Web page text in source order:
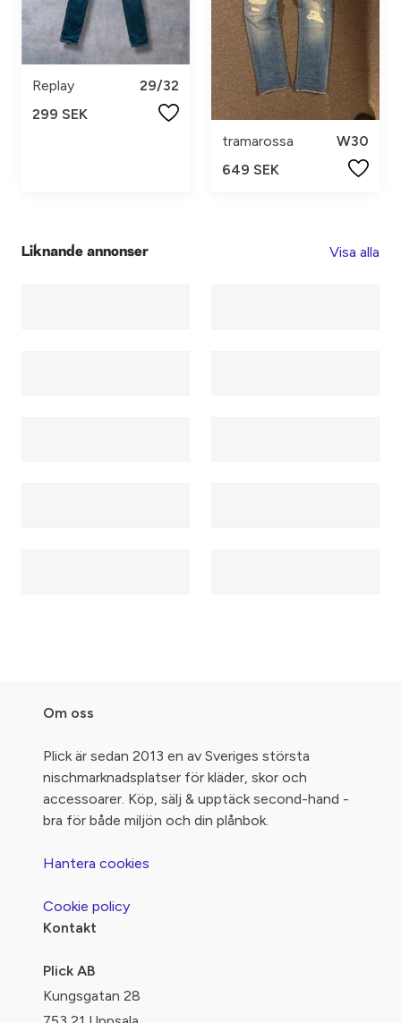
Replay
29/32
299 SEK
tramarossa
W30
649 SEK
Liknande annonser Visa alla
Om oss
Plick är sedan 2013 en av Sveriges största
nischmarknadsplatser för kläder, skor och
accessoarer. Köp, sälj & upptäck second-hand -
bra för både miljön och din plånbok.
Hantera cookies
Cookie policy
Kontakt
Plick AB
Kungsgatan 28